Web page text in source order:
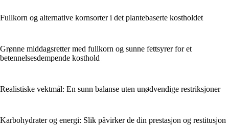
Fullkorn og alternative kornsorter i det plantebaserte kostholdet
Grønne middagsretter med fullkorn og sunne fettsyrer for et
betennelsesdempende kosthold
Realistiske vektmål: En sunn balanse uten unødvendige restriksjoner
Karbohydrater og energi: Slik påvirker de din prestasjon og restitusjon